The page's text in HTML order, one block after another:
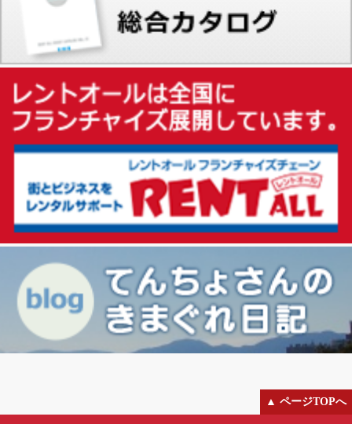
▲ ページTOPへ